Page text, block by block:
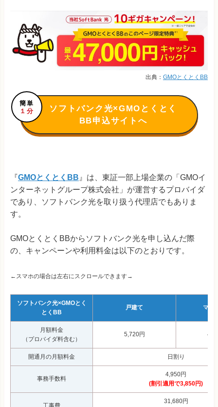
出典： GMOとくとくBB
簡単
１分
ソフトバンク光×GMOとくとく
BB申込サイトへ
『GMOとくとくBB 』は、東証一部上場企業の「GMOイ
ンターネットグループ株式会社」が運営するプロバイダ
であり、ソフトバンク光を取り扱う代理店でもありま
す。
GMOとくとくBBからソフトバンク光を申し込んだ際
の、キャンペーンや利用料金は以下のとおりです。
←スマホの場合は左右にスクロールできます→
ソフトバンク光×GMOとく
とくBB
戸建て マン
月額料金
（プロバイダ料含む）
5,720円
開通月の月額料金 日割り
事務手数料
4,950円
(割引適用で3,850円)
工事費
31,680円